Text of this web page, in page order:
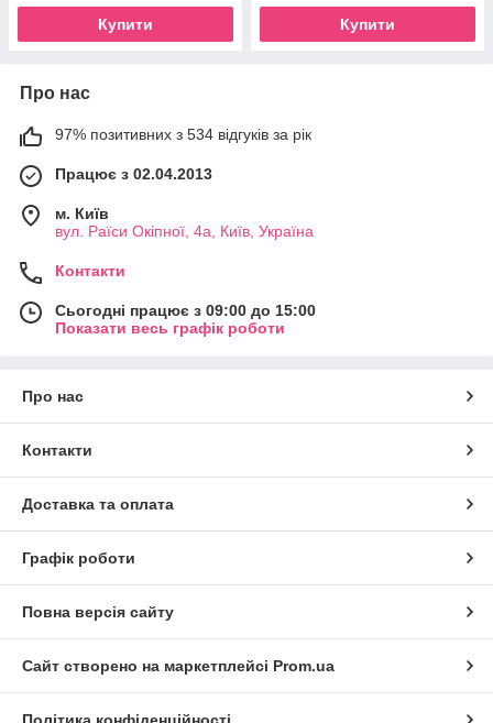
Купити Купити
Про нас
97% позитивних з 534 відгуків за рік
Працює з 02.04.2013
м. Київ
вул. Раїси Окіпної, 4а, Київ, Україна
Контакти
Сьогодні працює з 09:00 до 15:00
Показати весь графік роботи
Про нас
Контакти
Доставка та оплата
Графік роботи
Повна версія сайту
Сайт створено на маркетплейсі Prom.ua